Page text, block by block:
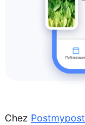
Chez Postmypost